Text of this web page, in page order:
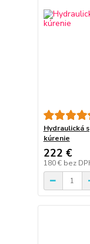
Hydraulická
kúrenie
222 €
180 € bez